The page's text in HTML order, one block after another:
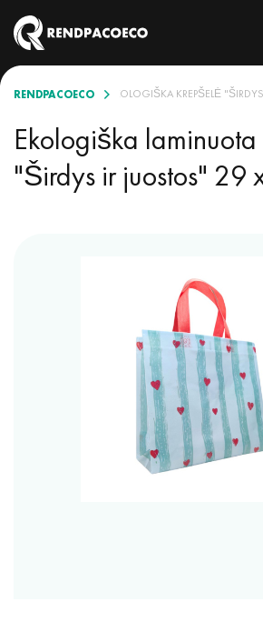
RENDPACOECO
LAMINUOTA EKOLOGIŠKA KREPŠELĖ
Ekologiška
"Širdys ir juostos" 29